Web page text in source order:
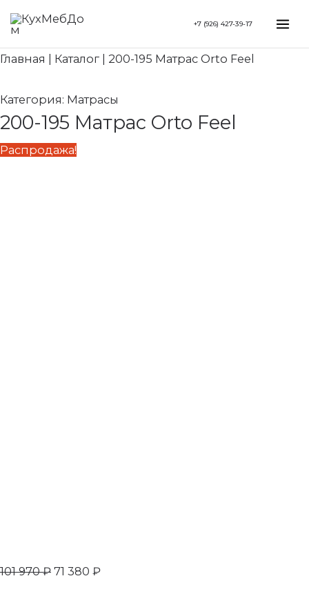
Перейти
содержимому
+7 (926) 427-39-17
Главная Каталог 200-195 Матрас Orto Feel
Категория: Матрасы
200-195 Матрас Orto Feel
Распродажа!
101 970₽
Первоначальная
составляла
970 ₽.
71 380 ₽
71
Search...